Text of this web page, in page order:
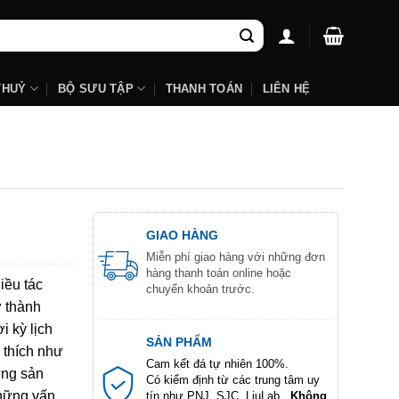
BỘ SƯU TẬP THANH TOÁN LIÊN HỆ
tác
thành
kỳ lịch
thích như
sản
vấn
GIAO HÀNG
Miễn phí giao hàng với những đơn
hàng thanh toán online hoặc
chuyển khoản trước.
SẢN PHẨM
Cam kết đá tự nhiên 100%.
Có kiểm định từ các trung tâm uy
tín như PNJ, SJC, LiuLab...
Không